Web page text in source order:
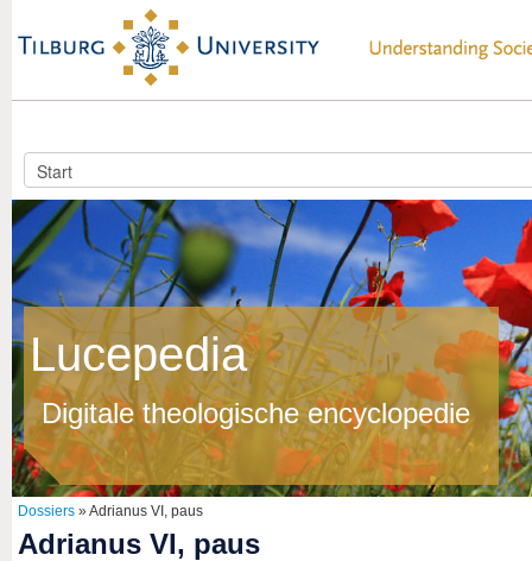
Lucepedia
Digitale theologische encyclopedie
Dossiers » Adrianus VI, paus
Adrianus VI, paus